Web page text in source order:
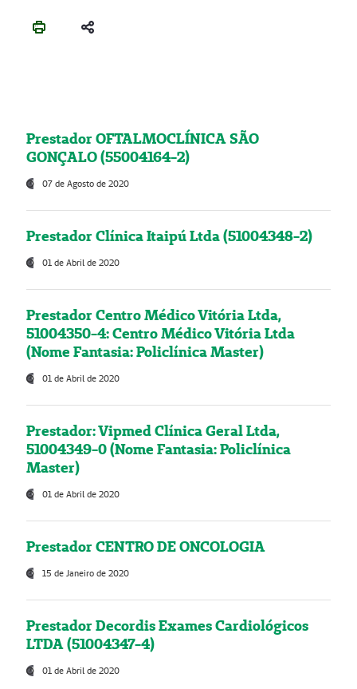
Prestador OFTALMOCLÍNICA SÃO
GONÇALO (55004164-2)
07 de Agosto de 2020
Prestador Clínica Itaipú Ltda (51004348-2)
01 de Abril de 2020
Prestador Centro Médico Vitória Ltda,
51004350-4: Centro Médico Vitória Ltda
(Nome Fantasia: Policlínica Master)
01 de Abril de 2020
Prestador: Vipmed Clínica Geral Ltda,
51004349-0 (Nome Fantasia: Policlínica
Master)
01 de Abril de 2020
Prestador CENTRO DE ONCOLOGIA
15 de Janeiro de 2020
Prestador Decordis Exames Cardiológicos
LTDA (51004347-4)
01 de Abril de 2020